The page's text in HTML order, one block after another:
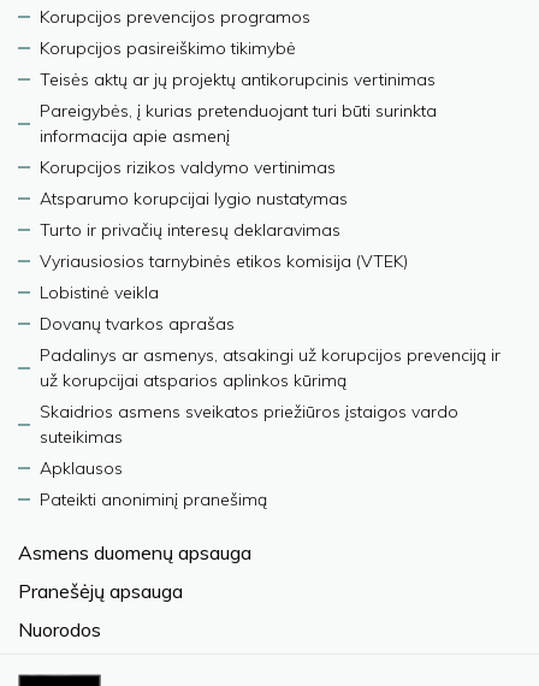
Korupcijos prevencijos programos
Korupcijos pasireiškimo tikimybė
Teisės aktų ar jų projektų antikorupcinis vertinimas
Pareigybės, į kurias pretenduojant turi būti surinkta
informacija apie asmenį
Korupcijos rizikos valdymo vertinimas
Atsparumo korupcijai lygio nustatymas
Turto ir privačių interesų deklaravimas
Vyriausiosios tarnybinės etikos komisija (VTEK)
Lobistinė veikla
Dovanų tvarkos aprašas
Padalinys ar asmenys, atsakingi už korupcijos prevenciją ir
už korupcijai atsparios aplinkos kūrimą
Skaidrios asmens sveikatos priežiūros įstaigos vardo
suteikimas
Apklausos
Pateikti anoniminį pranešimą
Asmens duomenų apsauga
Pranešėjų apsauga
Nuorodos